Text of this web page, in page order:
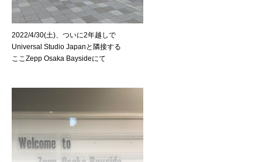
2022/4/30(土)、ついに2年越しで
Universal Studio Japanと隣接する
ここZepp Osaka Baysideにて